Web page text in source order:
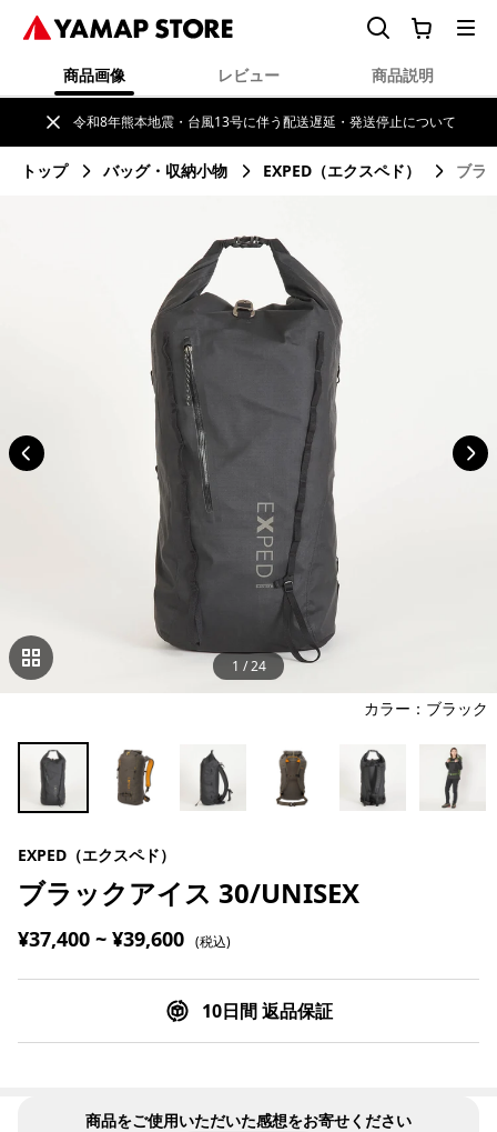
令和8年熊本地震・台風13号に伴う配送遅延・発送停止について
トップ バッグ・収納小物 EXPED（エクスペド） ブラ
商品画像 レビュー 商品説明
1 /24
カラー：ブラック
EXPED（エクスペド）
ブラックアイス 30/UNISEX
¥37,400 ~ ¥39,600 (税込)
10日間 返品保証
商品をご使用いただいた感想をお寄せください